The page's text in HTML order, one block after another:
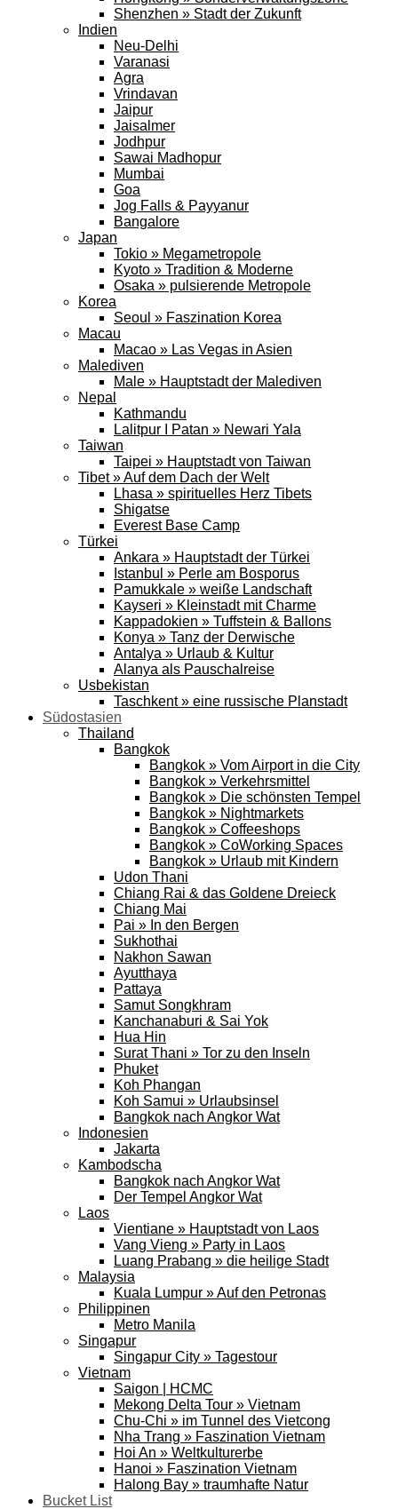
Shenzhen » Stadt der Zukunft
Indien
Neu-Delhi
Varanasi
Agra
Vrindavan
Jaipur
Jaisalmer
Jodhpur
Sawai Madhopur
Mumbai
Goa
Jog Falls & Payyanur
Bangalore
Japan
Tokio » Megametropole
Kyoto » Tradition & Moderne
Osaka » pulsierende Metropole
Korea
Seoul » Faszination Korea
Macau
Macao » Las Vegas in Asien
Malediven
Male » Hauptstadt der Malediven
Nepal
Kathmandu
Lalitpur I Patan » Newari Yala
Taiwan
Taipei » Hauptstadt von Taiwan
Tibet » Auf dem Dach der Welt
Lhasa » spirituelles Herz Tibets
Shigatse
Everest Base Camp
Türkei
Ankara » Hauptstadt der Türkei
Istanbul » Perle am Bosporus
Pamukkale » weiße Landschaft
Kayseri » Kleinstadt mit Charme
Kappadokien » Tuffstein & Ballons
Konya » Tanz der Derwische
Antalya » Urlaub & Kultur
Alanya als Pauschalreise
Usbekistan
Taschkent » eine russische Planstadt
Südostasien
Thailand
Bangkok
Bangkok » Vom Airport in die City
Bangkok » Verkehrsmittel
Bangkok » Die schönsten Tempel
Bangkok » Nightmarkets
Bangkok » Coffeeshops
Bangkok » CoWorking Spaces
Bangkok » Urlaub mit Kindern
Udon Thani
Chiang Rai & das Goldene Dreieck
Chiang Mai
Pai » In den Bergen
Sukhothai
Nakhon Sawan
Ayutthaya
Pattaya
Samut Songkhram
Kanchanaburi & Sai Yok
Hua Hin
Surat Thani » Tor zu den Inseln
Phuket
Koh Phangan
Koh Samui » Urlaubsinsel
Bangkok nach Angkor Wat
Indonesien
Jakarta
Kambodscha
Bangkok nach Angkor Wat
Der Tempel Angkor Wat
Laos
Vientiane » Hauptstadt von Laos
Vang Vieng » Party in Laos
Luang Prabang » die heilige Stadt
Malaysia
Kuala Lumpur » Auf den Petronas
Philippinen
Metro Manila
Singapur
Singapur City » Tagestour
Vietnam
Saigon | HCMC
Mekong Delta Tour » Vietnam
Chu-Chi » im Tunnel des Vietcong
Nha Trang » Faszination Vietnam
Hoi An » Weltkulturerbe
Hanoi » Faszination Vietnam
Halong Bay » traumhafte Natur
Bucket List